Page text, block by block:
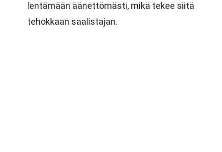
lentämään äänettömästi, mikä tekee siitä
tehokkaan saalistajan.